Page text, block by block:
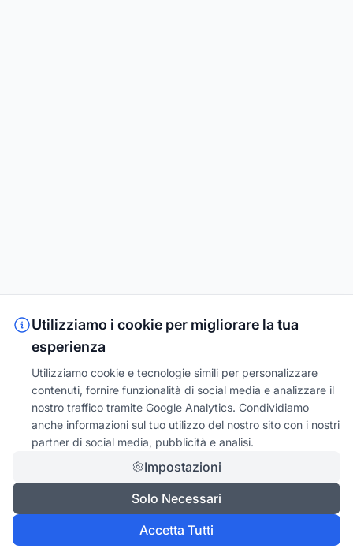
Utilizziamo i cookie per migliorare la tua
esperienza
Utilizziamo cookie e tecnologie simili per personalizzare
contenuti, fornire funzionalità di social media e analizzare il
nostro traffico tramite Google Analytics. Condividiamo
anche informazioni sul tuo utilizzo del nostro sito con i nostri
partner di social media, pubblicità e analisi.
Impostazioni
Solo Necessari
Accetta Tutti